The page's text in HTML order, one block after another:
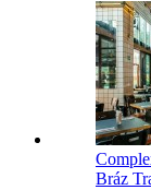
Bráz